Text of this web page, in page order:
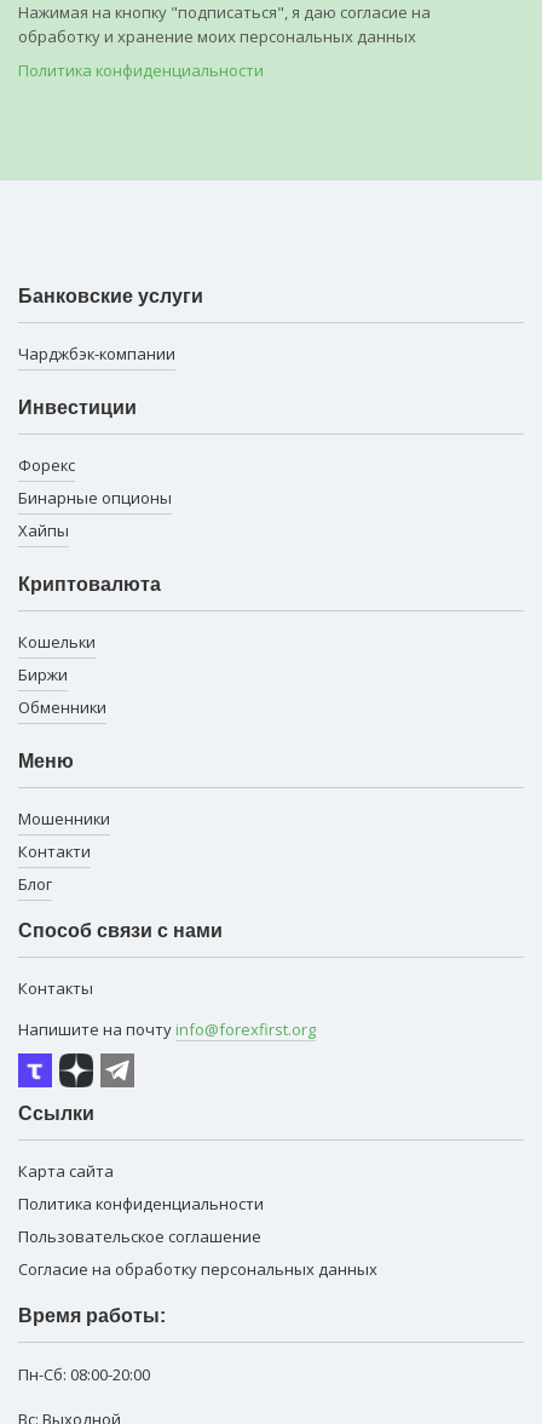
Нажимая на кнопку "подписаться", я даю согласие на
обработку и хранение моих персональных данных
Политика конфиденциальности
Банковские услуги
Чарджбэк-компании
Инвестиции
Форекс
Бинарные опционы
Хайпы
Криптовалюта
Кошельки
Биржи
Обменники
Меню
Мошенники
Контакти
Блог
Способ связи с нами
Контакты
Напишите на почту info@forexfirst.org
Ссылки
Карта сайта
Политика конфиденциальности
Пользовательское соглашение
Согласие на обработку персональных данных
Время работы:
Пн-Сб: 08:00-20:00